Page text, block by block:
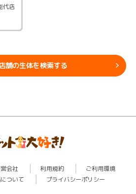
代店
舗の生体を検索する
会社 利用規約
ご利用環境
ついて
プライバシーポリシー